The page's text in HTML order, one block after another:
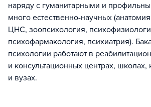
наряду с гуманитарными и
много естественно-научных
ЦНС, зоопсихология,
психофармакология, психиатрия).
психологии работают в
и консультационных центрах, школах,
и вузах.